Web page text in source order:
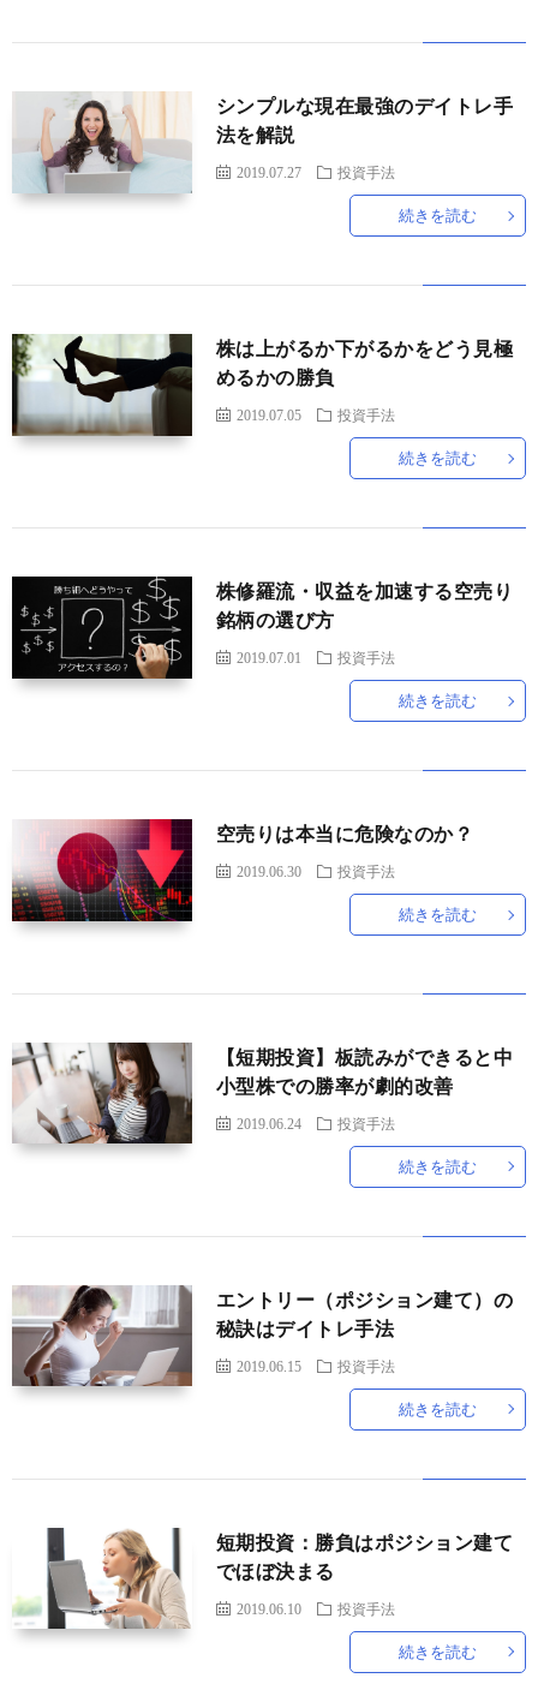
シンプルな現在最強のデイトレ手
法を解説
2019.07.27 投資手法
続きを読む
株は上がるか下がるかをどう見極
めるかの勝負
2019.07.05 投資手法
続きを読む
株修羅流・収益を加速する空売り
銘柄の選び方
2019.07.01 投資手法
続きを読む
空売りは本当に危険なのか？
2019.06.30 投資手法
続きを読む
【短期投資】板読みができると中
小型株での勝率が劇的改善
2019.06.24 投資手法
続きを読む
エントリー（ポジション建て）の
秘訣はデイトレ手法
2019.06.15 投資手法
続きを読む
短期投資：勝負はポジション建て
でほぼ決まる
2019.06.10 投資手法
続きを読む